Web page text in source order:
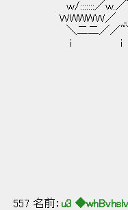
ｗ/:::::::／ｗ.
ＷWWW
＼二二／
i i ＼
￣￣￣￣
.,;:; ／ ／
／ ／ ／
∠）´" ／ゞ
∠）￣ ／〃
￣￣￣。
..:.:. ;;.''ﾉ
;.: :::;;/
557 名前： u3